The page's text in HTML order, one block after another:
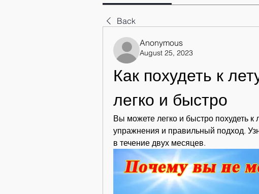
Back
Anonymous
August 25, 2023
Как похудеть к
легко и быстро
Вы можете легко и быстро похудеть к
упражнения и правильный подход.
в течение двух месяцев.